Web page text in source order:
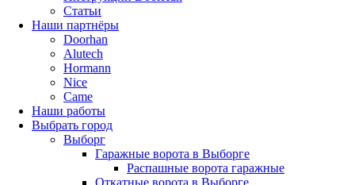
Статьи
Наши партнёры
Doorhan
Alutech
Hormann
Nice
Came
Наши работы
Выбрать город
Выборг
Гаражные ворота в Выборге
Распашные ворота гаражные
Откатные ворота в Выборге